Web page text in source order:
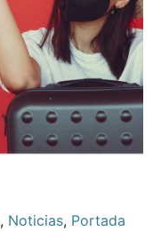
, Noticias, Portada